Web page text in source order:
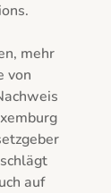
mehr
von
auf